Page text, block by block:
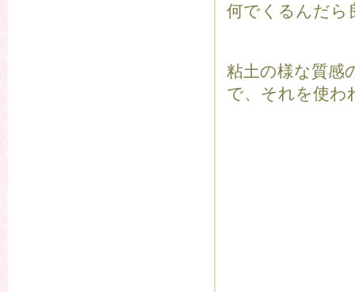
何でくるんだら
粘土の様な質感
で、それを使わ